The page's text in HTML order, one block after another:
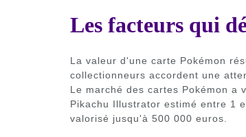
Les facteurs qui
La valeur d'une carte Pokémon
collectionneurs accordent une
Le marché des cartes Pokémon a
Pikachu Illustrator estimé entre 1
valorisé jusqu'à 500 000 euros.